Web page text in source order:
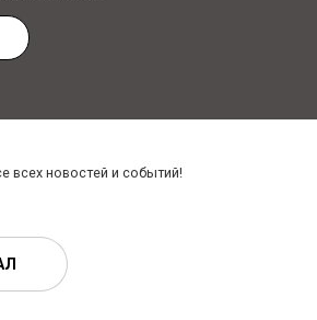
всех новостей и событий!